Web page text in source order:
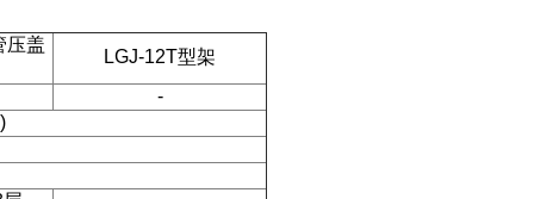
压盖
LGJ-12T型架
-